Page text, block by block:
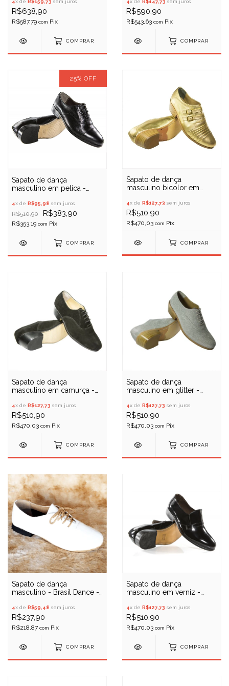
R$638,90
R$587,79 com
COMPRAR
Porto Free 071
R$590,90
R$543,63 com
COMPRAR
25% OFF
Sapato de dança
masculino em pelica -
(Liquidação)
4x de R$95,98 sem juros
R$510,90 R$383,90
R$353,19 com
COMPRAR
Sapato de dança
masculino bicolor em
4x de R$127,73 sem juros
R$510,90
R$470,03 com
COMPRAR
Sapato de dança
masculino em camurça -
4x de R$127,73 sem juros
R$510,90
R$470,03 com
COMPRAR
Sapato de dança
masculino em glitter -
4x de R$127,73 sem juros
R$510,90
R$470,03 com
COMPRAR
Sapato de dança
masculino - Brasil Dance -
4x de R$59,48 sem juros
R$237,90
R$218,87 com
COMPRAR
Sapato de dança
masculino em verniz -
4x de R$127,73 sem juros
R$510,90
R$470,03 com
COMPRAR